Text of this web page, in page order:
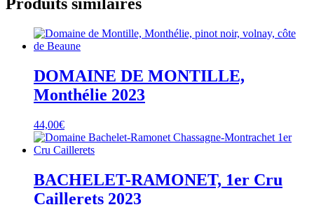
DOMAINE DE MONTILLE,
Monthélie 2023
44,00€
BACHELET-RAMONET, 1er Cru
Caillerets 2023